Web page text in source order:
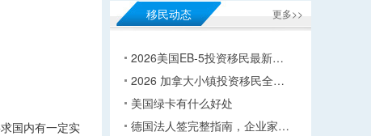
国内有一定实
更多>>
移民动态
2026美国EB-5投资移民最新…
2026 加拿大小镇投资移民全…
美国绿卡有什么好处
德国法人签完整指南，企业家…